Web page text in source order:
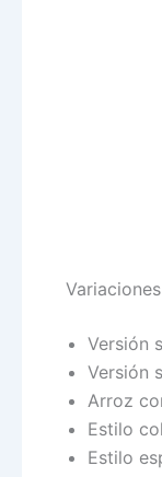
Versión
Versión
Arroz
Estilo
Estilo